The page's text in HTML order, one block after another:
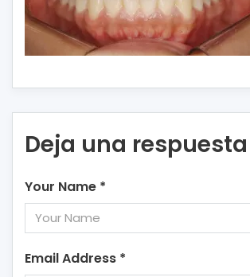
Deja una respuesta
Your Name *
Email Address *